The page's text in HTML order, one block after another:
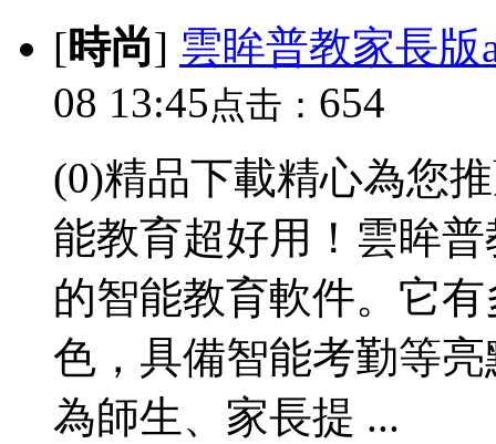
[時尚] 雲眸普教家長版
08 13:45点击： 654
(0)精品下載精心為您
能教育超好用！雲眸
的智能教育軟件。它
色，具備智能考勤等
為師生、家長提 ...